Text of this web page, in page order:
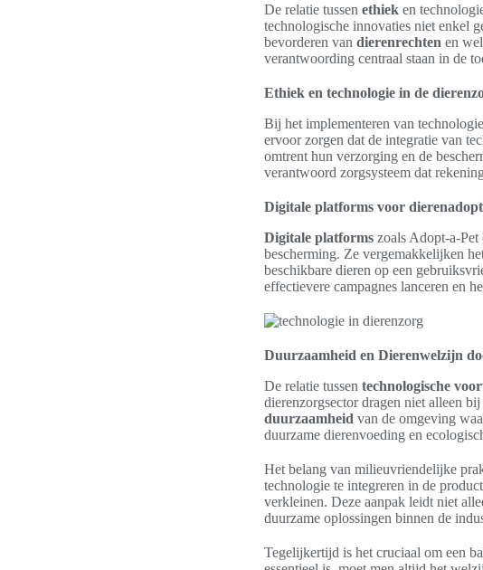
De relatie tussen ethiek en
technologische innovaties niet enkel
bevorderen van dierenrechten en
verantwoording centraal staan in de
Ethiek en technologie in de
Bij het implementeren van
ervoor zorgen dat de integratie van
omtrent hun verzorging en de
verantwoord zorgsysteem dat
Digitale platforms voor
Digitale platforms zoals Adopt-a-
bescherming. Ze vergemakkelijken
beschikbare dieren op een
effectievere campagnes lanceren en
Duurzaamheid en Dierenwelzijn
De relatie tussen technologische
dierenzorgsector dragen niet alleen
duurzaamheid van de omgeving
duurzame dierenvoeding en
Het belang van milieuvriendelijke
technologie te integreren in de
verkleinen. Deze aanpak leidt niet
duurzame oplossingen binnen de
Tegelijkertijd is het cruciaal om een